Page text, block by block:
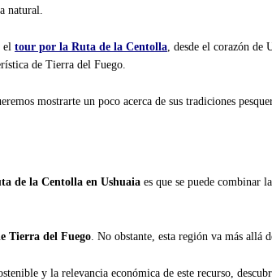
natural.
el tour por la Ruta de la Centolla, desde el corazón de
de Tierra del Fuego.
mostrarte un poco acerca de sus tradiciones
de la Centolla en Ushuaia es que se puede combinar
Tierra del Fuego . No obstante, esta región va más allá
y la relevancia económica de este recurso,